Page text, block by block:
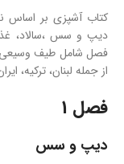
کتاب آشپزی بر
دیپ و سس ،سالاد،
فصل شامل طیف وسیعی
از جمله لبنان، ترکیه،
فصل 1
دیپ و سس